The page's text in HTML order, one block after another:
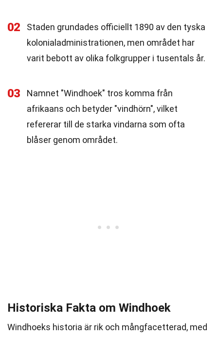
02
Staden grundades officiellt 1890 av den tyska
kolonialadministrationen, men området har
varit bebott av olika folkgrupper i tusentals år.
03
Namnet "Windhoek" tros komma från
afrikaans och betyder "vindhörn", vilket
refererar till de starka vindarna som ofta
blåser genom området.
Historiska Fakta om Windhoek
Windhoeks historia är rik och mångfacetterad, med